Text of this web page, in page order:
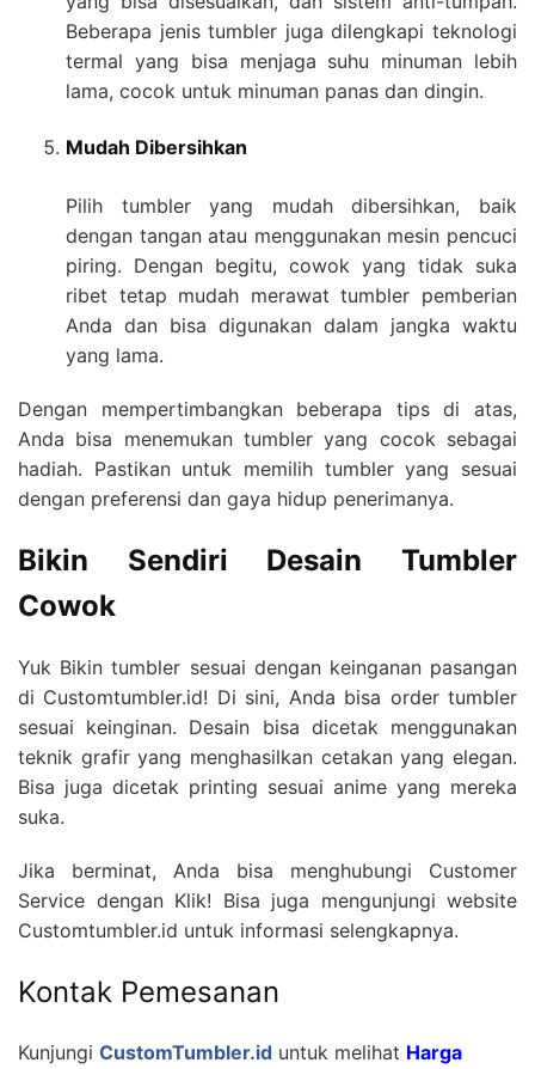
Beberapa jenis tumbler juga dilengkapi teknologi
termal yang bisa menjaga suhu minuman lebih
lama, cocok untuk minuman panas dan dingin.
Mudah Dibersihkan
Pilih tumbler yang mudah dibersihkan, baik
dengan tangan atau menggunakan mesin pencuci
piring. Dengan begitu, cowok yang tidak suka
ribet tetap mudah merawat tumbler pemberian
Anda dan bisa digunakan dalam jangka waktu
yang lama.
Dengan mempertimbangkan beberapa tips di atas,
Anda bisa menemukan tumbler yang cocok sebagai
hadiah. Pastikan untuk memilih tumbler yang sesuai
dengan preferensi dan gaya hidup penerimanya.
Bikin Sendiri Desain Tumbler
Cowok
Yuk Bikin tumbler sesuai dengan keinganan pasangan
di Customtumbler.id! Di sini, Anda bisa order tumbler
sesuai keinginan. Desain bisa dicetak menggunakan
teknik grafir yang menghasilkan cetakan yang elegan.
Bisa juga dicetak printing sesuai anime yang mereka
suka.
Jika berminat, Anda bisa menghubungi Customer
Service dengan Klik! Bisa juga mengunjungi website
Customtumbler.id untuk informasi selengkapnya.
Kontak Pemesanan
Kunjungi CustomTumbler.id untuk melihat Harga